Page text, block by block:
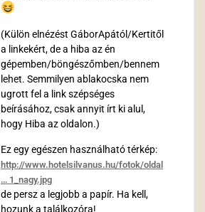
(Külön elnézést GáborApától/Kertitől
a linkekért, de a hiba az én
gépemben/böngészőmben/bennem
lehet. Semmilyen ablakocska nem
ugrott fel a link szépséges
beírásához, csak annyit írt ki alul,
hogy Hiba az oldalon.)
Ez egy egészen használható térkép:
http://www.hotelsilvanus.hu/fotok/oldal
… 1_nagy.jpg
de persz a legjobb a papír. Ha kell,
hozunk a találkozóra!